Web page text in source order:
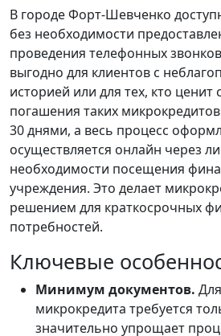
В городе Форт-Шевченко
без необходимости
проведения телефонных
выгодно для клиентов с
историей или для тех, кто ценит
погашения таких
30 днями, а весь процесс
осуществляется онлайн через
необходимости посещения
учреждения. Это делает
решением для краткосрочных
потребностей.
Ключевые
Минимум документов.
микрокредита требуется
значительно упрощает